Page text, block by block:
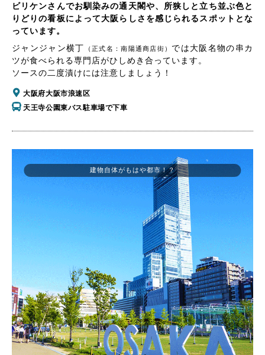
ビリケンさんでお馴染みの通天閣や、所狭しと立ち並ぶ色と
りどりの看板によって大阪らしさを感じられるスポットとな
っています。
ジャンジャン横丁
（正式名：南陽通商店街） では大阪名物の串カ
ツが食べられる専門店がひしめき合っています。
ソースの二度漬けには注意しましょう！
大阪府大阪市浪速区
天王寺公園東バス駐車場で下車
建物自体がもはや都市！？